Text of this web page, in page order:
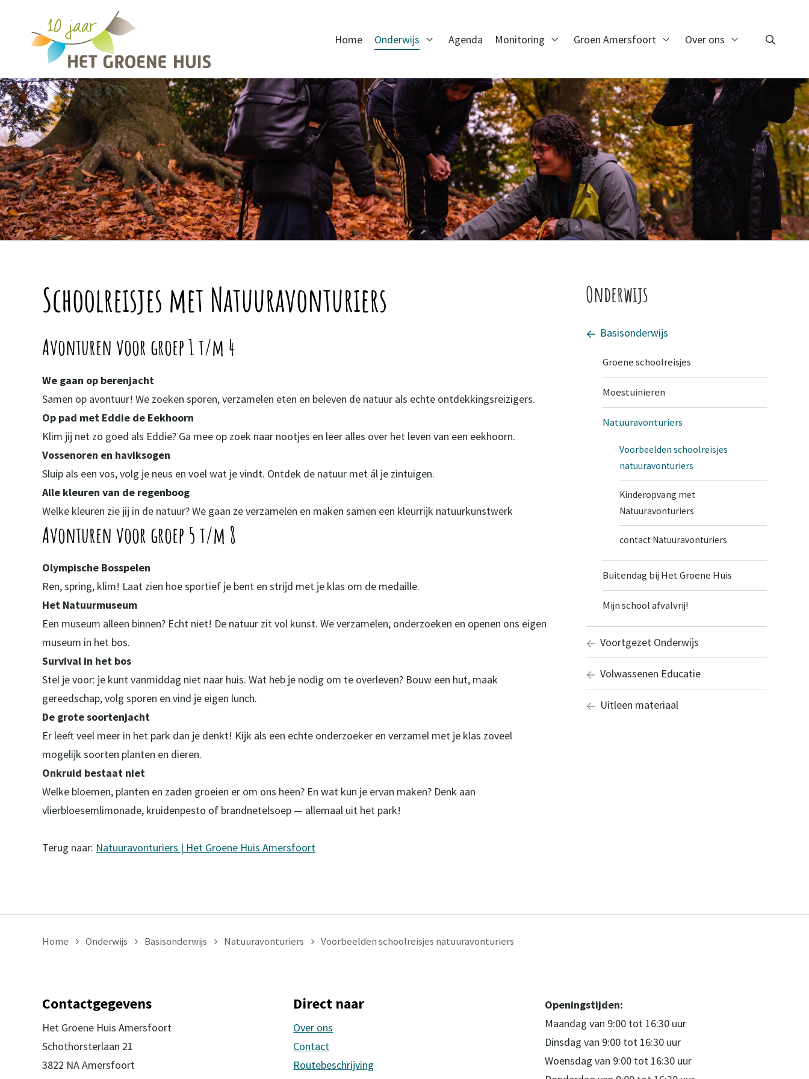
Overslaan en naar de inhoud gaan
Home
Onderwijs
Open Onderwijs
Agenda Monitoring
Open Monitoring
Groen Amersfoort
Open Groen Amersfoort
Over ons
Open Over ons
Zoeken
Schoolreisjes met Natuuravonturiers
Avonturen voor groep 1 t/m 4
We gaan op berenjacht
Samen op avontuur! We zoeken sporen, verzamelen eten en beleven de natuur als echte ontdekkingsreizigers.
Op pad met Eddie de Eekhoorn
Klim jij net zo goed als Eddie? Ga mee op zoek naar nootjes en leer alles over het leven van een eekhoorn.
Vossenoren en haviksogen
Sluip als een vos, volg je neus en voel wat je vindt. Ontdek de natuur met ál je zintuigen.
Alle kleuren van de regenboog
Welke kleuren zie jij in de natuur? We gaan ze verzamelen en maken samen een kleurrijk natuurkunstwerk
Avonturenvoor groep 5 t/m 8
Olympische Bosspelen
Ren, spring, klim! Laat zien hoe sportief je bent en strijd met je klas om de medaille.
Het Natuurmuseum
Een museum alleen binnen? Echt niet! De natuur zit vol kunst. We verzamelen, onderzoeken en openen ons eigen
museum in het bos.
Survival in het bos
Stel je voor: je kunt vanmiddag niet naar huis. Wat heb je nodig om te overleven? Bouw een hut, maak
gereedschap, volg sporen en vind je eigen lunch.
De grote soortenjacht
Er leeft veel meer in het park dan je denkt! Kijk als een echte onderzoeker en verzamel met je klas zoveel
mogelijk soorten planten en dieren.
Onkruid bestaat niet
Welke bloemen, planten en zaden groeien er om ons heen? En wat kun je ervan maken? Denk aan
vlierbloesemlimonade, kruidenpesto of brandnetelsoep — allemaal uit het park!
Terug naar: Natuuravonturiers | Het Groene Huis Amersfoort
Onderwijs
Basisonderwijs
Groene schoolreisjes
Moestuinieren
Natuuravonturiers
Voorbeelden schoolreisjes
natuuravonturiers
Kinderopvang met
Natuuravonturiers
contact Natuuravonturiers
Buitendag bij Het Groene Huis
Mijn school afvalvrij!
Voortgezet Onderwijs
Volwassenen Educatie
Uitleen materiaal
Home Onderwijs Basisonderwijs Natuuravonturiers Voorbeelden schoolreisjes natuuravonturiers
Contactgegevens
Het Groene Huis Amersfoort
Schothorsterlaan 21
3822 NA Amersfoort
Direct naar
Over ons
Contact
Routebeschrijving
Openingstijden:
Maandag van 9:00 tot 16:30 uur
Dinsdag van 9:00 tot 16:30 uur
Woensdag van 9:00 tot 16:30 uur